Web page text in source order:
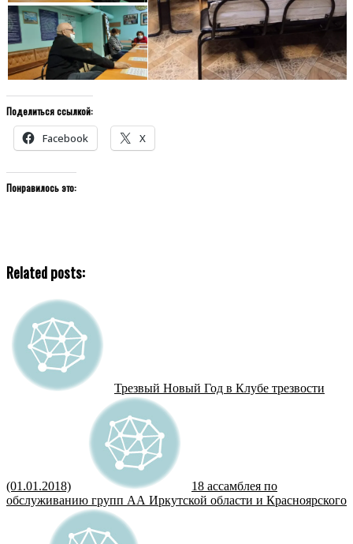
Поделиться ссылкой:
Facebook X
Понравилось это:
Related posts:
Трезвый Новый Год в Клубе трезвости
(01.01.2018)
18 ассамблея по
обслуживанию групп АА Иркутской области и Красноярского